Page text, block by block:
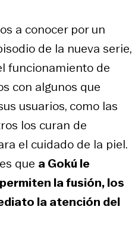
a conocer por un
de la nueva serie,
funcionamiento de
con algunos que
usuarios, como las
los curan de
el cuidado de la piel.
que a Gokú le
la fusión, los
la atención del